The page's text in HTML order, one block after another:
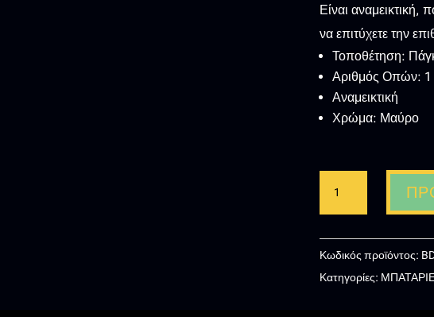
Είναι αναμεικτική,
να επιτύχετε την
Τοποθέτηση:
Αριθμός Οπών: 1
Αναμεικτική
Χρώμα: Μαύρο
ΝΙΠΤΗΡΑ
ΜΑΥΡΗ
Κωδικός προϊόντος:
Κατηγορίες: